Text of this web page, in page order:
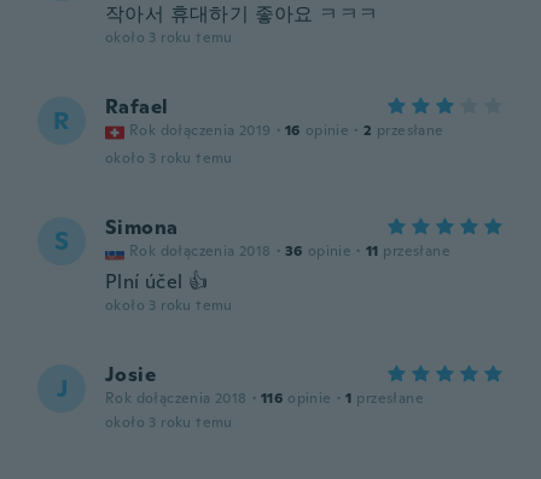
작아서 휴대하기 좋아요 ㅋㅋㅋ
około 3 roku temu
R Rafael
Rok dołączenia 2019 · 16 opinie · 2 przesłane
około 3 roku temu
S Simona
Rok dołączenia 2018 · 36 opinie · 11 przesłane
Plní účel 👍
około 3 roku temu
J Josie
Rok dołączenia 2018 · 116 opinie · 1 przesłane
około 3 roku temu